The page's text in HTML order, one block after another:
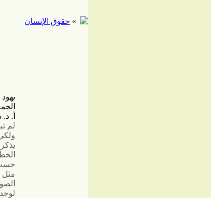
» حقوق الإنسان
يهود
الجمعة 26 أكتوبر / تشرين
أ.
لم
حسب
مثل